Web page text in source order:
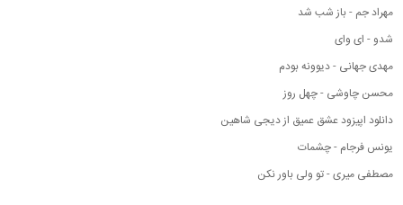
مهراد جم - باز شب شد
شدو - ای وای
مهدی جهانی - دیوونه بودم
محسن چاوشی - چهل روز
دانلود اپیزود عشق عمیق از دیجی شاهین
یونس فرجام - چشمات
مصطفی میری - تو ولی باور نکن